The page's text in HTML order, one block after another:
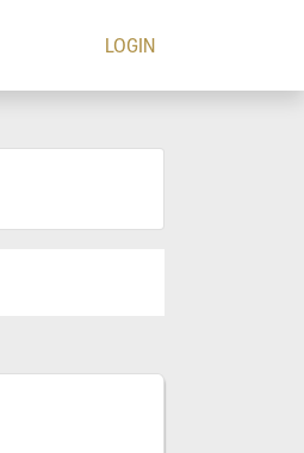
LOGIN